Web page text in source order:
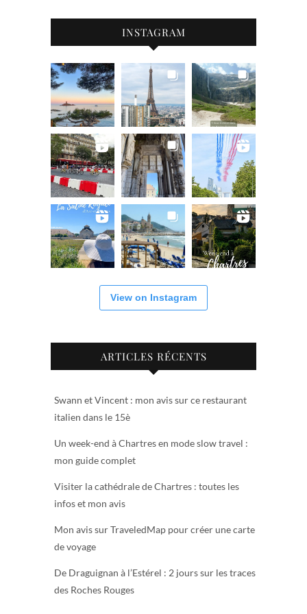
INSTAGRAM
View on Instagram
ARTICLES RÉCENTS
Swann et Vincent : mon avis sur ce restaurant
italien dans le 15è
Un week-end à Chartres en mode slow travel :
mon guide complet
Visiter la cathédrale de Chartres : toutes les
infos et mon avis
Mon avis sur TraveledMap pour créer une carte
de voyage
De Draguignan à l’Estérel : 2 jours sur les traces
des Roches Rouges